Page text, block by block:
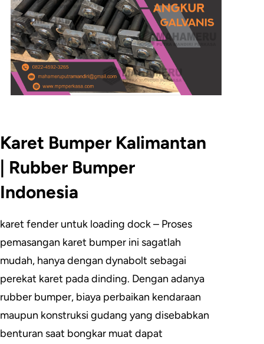
Karet Bumper Kalimantan
| Rubber Bumper
Indonesia
karet fender untuk loading dock – Proses
pemasangan karet bumper ini sagatlah
mudah, hanya dengan dynabolt sebagai
perekat karet pada dinding. Dengan adanya
rubber bumper, biaya perbaikan kendaraan
maupun konstruksi gudang yang disebabkan
benturan saat bongkar muat dapat